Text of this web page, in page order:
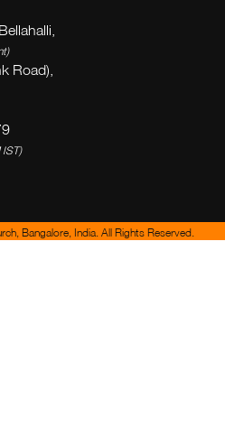
Road),
Bangalore, India. All Rights Reserved.